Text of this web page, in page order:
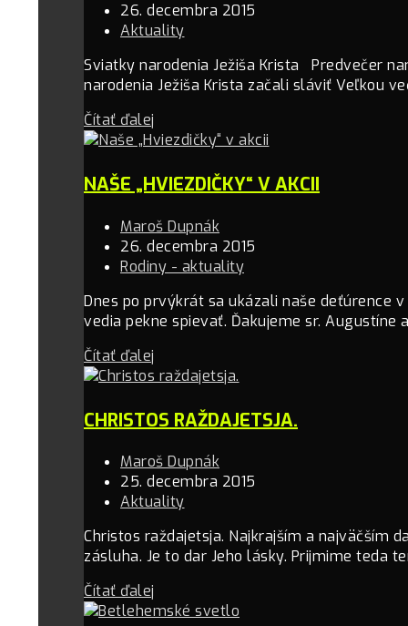
26. decembra 2015
Aktuality
Sviatky narodenia Ježiša Krista Predvečer
narodenia Ježiša Krista začali sláviť Veľkou
Čítať ďalej
NAŠE „HVIEZDIČKY“ V AKCII
Maroš Dupnák
26. decembra 2015
Rodiny - aktuality
Dnes po prvýkrát sa ukázali naše deťúrence
vedia pekne spievať. Ďakujeme sr.
Čítať ďalej
CHRISTOS RAŽDAJETSJA.
Maroš Dupnák
25. decembra 2015
Aktuality
Christos raždajetsja. Najkrajším a najväčším
zásluha. Je to dar Jeho lásky. Prijmime teda
Čítať ďalej